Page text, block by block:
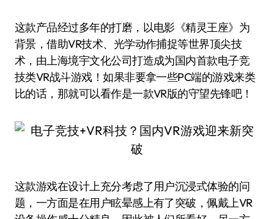
这款产品经过多年的打磨，以电影《精灵王座》为
背景，借助VR技术、光学动作捕捉等世界顶尖技
术，由上海境宇文化公司打造成为国内首款电子竞
技类VR战斗游戏！如果非要拿一些PC端的游戏来类
比的话，那就可以看作是一款VR版的守望先锋吧！
这款游戏在设计上充分考虑了用户沉浸式体验的问
题，一方面是在用户眩晕感上有了突破，佩戴上VR